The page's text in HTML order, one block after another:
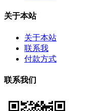
关于本站
关于本站
联系我
付款方式
联系我们